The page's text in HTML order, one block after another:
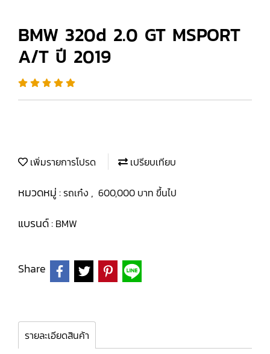
BMW 320d 2.0 GT MSPORT
A/T ปี 2019
เพิ่มรายการโปรด เปรียบเทียบ
หมวดหมู่ :รถเก๋ง , 600,000 บาท ขึ้นไป
แบรนด์ : BMW
Share
รายละเอียดสินค้า